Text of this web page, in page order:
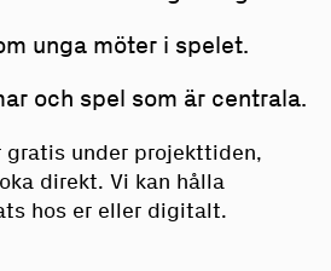
unga möter i spelet.
och spel som är centrala.
under projekttiden,
direkt. Vi kan hålla
hos er eller digitalt.